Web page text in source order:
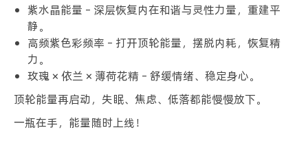
紫水晶能量 – 深层恢复内在和谐与灵性力量，重建平
静。
高频紫色彩频率 – 打开顶轮能量，摆脱内耗，恢复精
力。
玫瑰 × 依兰 × 薄荷花精 – 舒缓情绪、稳定身心。
顶轮能量再启动，失眠、焦虑、低落都能慢慢放下。
一瓶在手，能量随时上线！